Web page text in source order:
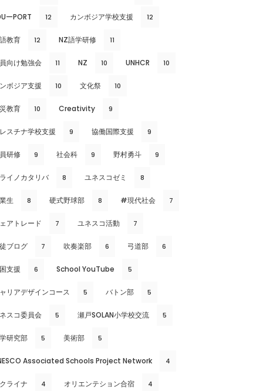
ーPORT 12 カンボジア学校支援 12
教育 12 NZ語学研修 11
向け勉強会 11 NZ 10 UNHCR 10
ボジア支援 10 文化祭 10
教育 10 Creativity 9
スチナ学校支援 9 協働国際支援 9
研修 9 社会科 9 野村勇斗 9
イノカタリバ 8 ユネスコゼミ 8
生 8 硬式野球部 8 #現代社会 7
アトレード 7 ユネスコ活動 7
ブログ 7 吹奏楽部 6 弓道部 6
支援 6 School YouTube 5
リアデザインコース 5 バトン部 5
スコ委員会 5 瀬戸SOLAN小学校交流 5
研究部 5 美術部 5
Associated Schools Project Network 4
ライナ 4 オリエンテション合宿 4